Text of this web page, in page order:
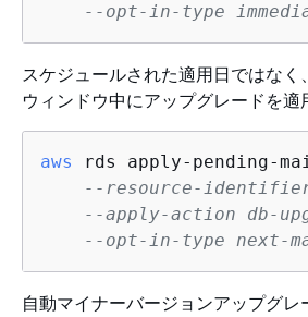
--opt-in-type
スケジュールされた適用日ではなく
ウィンドウ中にアップグレードを適
aws
rds apply-pending-
--resource-identifier
--apply-action db-
--opt-in-type next-
自動マイナーバージョンアップグレ